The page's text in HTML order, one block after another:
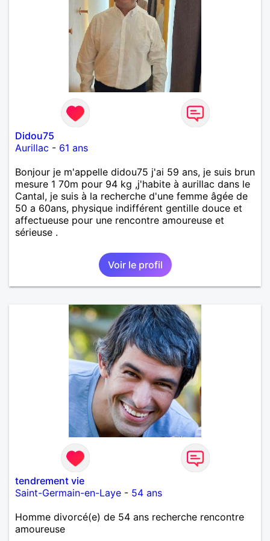
Didou75
Aurillac - 61 ans
Bonjour je m'appelle didou75 j'ai 59 ans, je suis brun
mesure 1 70m pour 94 kg ,j'habite à aurillac dans le
Cantal, je suis à la recherche d'une femme âgée de
50 a 60ans, physique indifférent gentille douce et
affectueuse pour une rencontre amoureuse et
sérieuse .
Voir le profil
tendrement vie
Saint-Germain-en-Laye - 54 ans
Homme divorcé(e) de 54 ans recherche rencontre
amoureuse